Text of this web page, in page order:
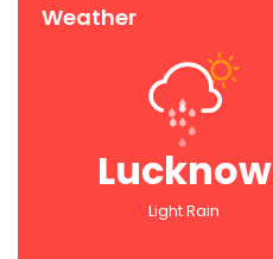
Weather
Lucknow
Light Rain